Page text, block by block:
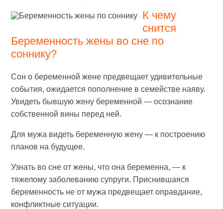
К чему
снится
Беременность жены во сне по
соннику?
Сон о беременной жене предвещает удивительные
события, ожидается пополнение в семействе наяву.
Увидеть бывшую жену беременной — осознание
собственной вины перед ней.
Для мужа видеть беременную жену — к построению
планов на будущее.
Узнать во сне от жены, что она беременна, — к
тяжелому заболеванию супруги. Приснившаяся
беременность не от мужа предвещает оправдание,
конфликтные ситуации.